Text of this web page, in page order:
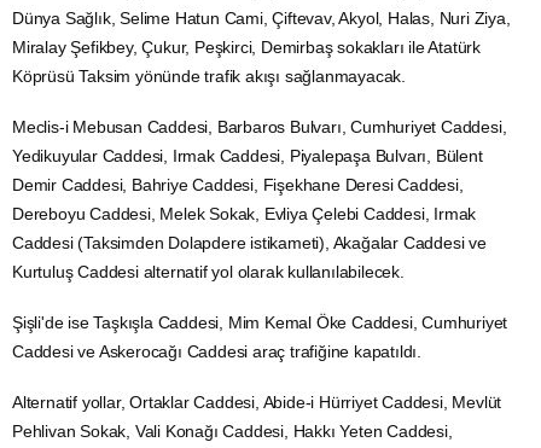
Dünya Sağlık, Selime Hatun Cami, Çiftevav, Akyol, Halas, Nuri Ziya,
Miralay Şefikbey, Çukur, Peşkirci, Demirbaş sokakları ile Atatürk
Köprüsü Taksim yönünde trafik akışı sağlanmayacak.
Meclis-i Mebusan Caddesi, Barbaros Bulvarı, Cumhuriyet Caddesi,
Yedikuyular Caddesi, Irmak Caddesi, Piyalepaşa Bulvarı, Bülent
Demir Caddesi, Bahriye Caddesi, Fişekhane Deresi Caddesi,
Dereboyu Caddesi, Melek Sokak, Evliya Çelebi Caddesi, Irmak
Caddesi (Taksimden Dolapdere istikameti), Akağalar Caddesi ve
Kurtuluş Caddesi alternatif yol olarak kullanılabilecek.
Şişli'de ise Taşkışla Caddesi, Mim Kemal Öke Caddesi, Cumhuriyet
Caddesi ve Askerocağı Caddesi araç trafiğine kapatıldı.
Alternatif yollar, Ortaklar Caddesi, Abide-i Hürriyet Caddesi, Mevlüt
Pehlivan Sokak, Vali Konağı Caddesi, Hakkı Yeten Caddesi,